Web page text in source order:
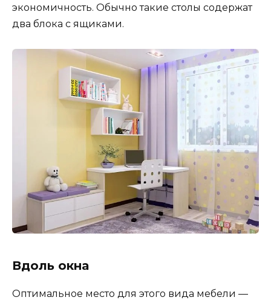
экономичность. Обычно такие столы содержат
два блока с ящиками.
Вдоль окна
Оптимальное место для этого вида мебели —